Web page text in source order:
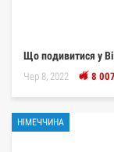
Що подивитися у
Чер 8, 2022 8 007
НІМЕЧЧИНА